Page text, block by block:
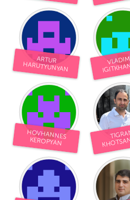
ARTUR
HARUTYUNYAN
HOVHANNES
KEROPYAN